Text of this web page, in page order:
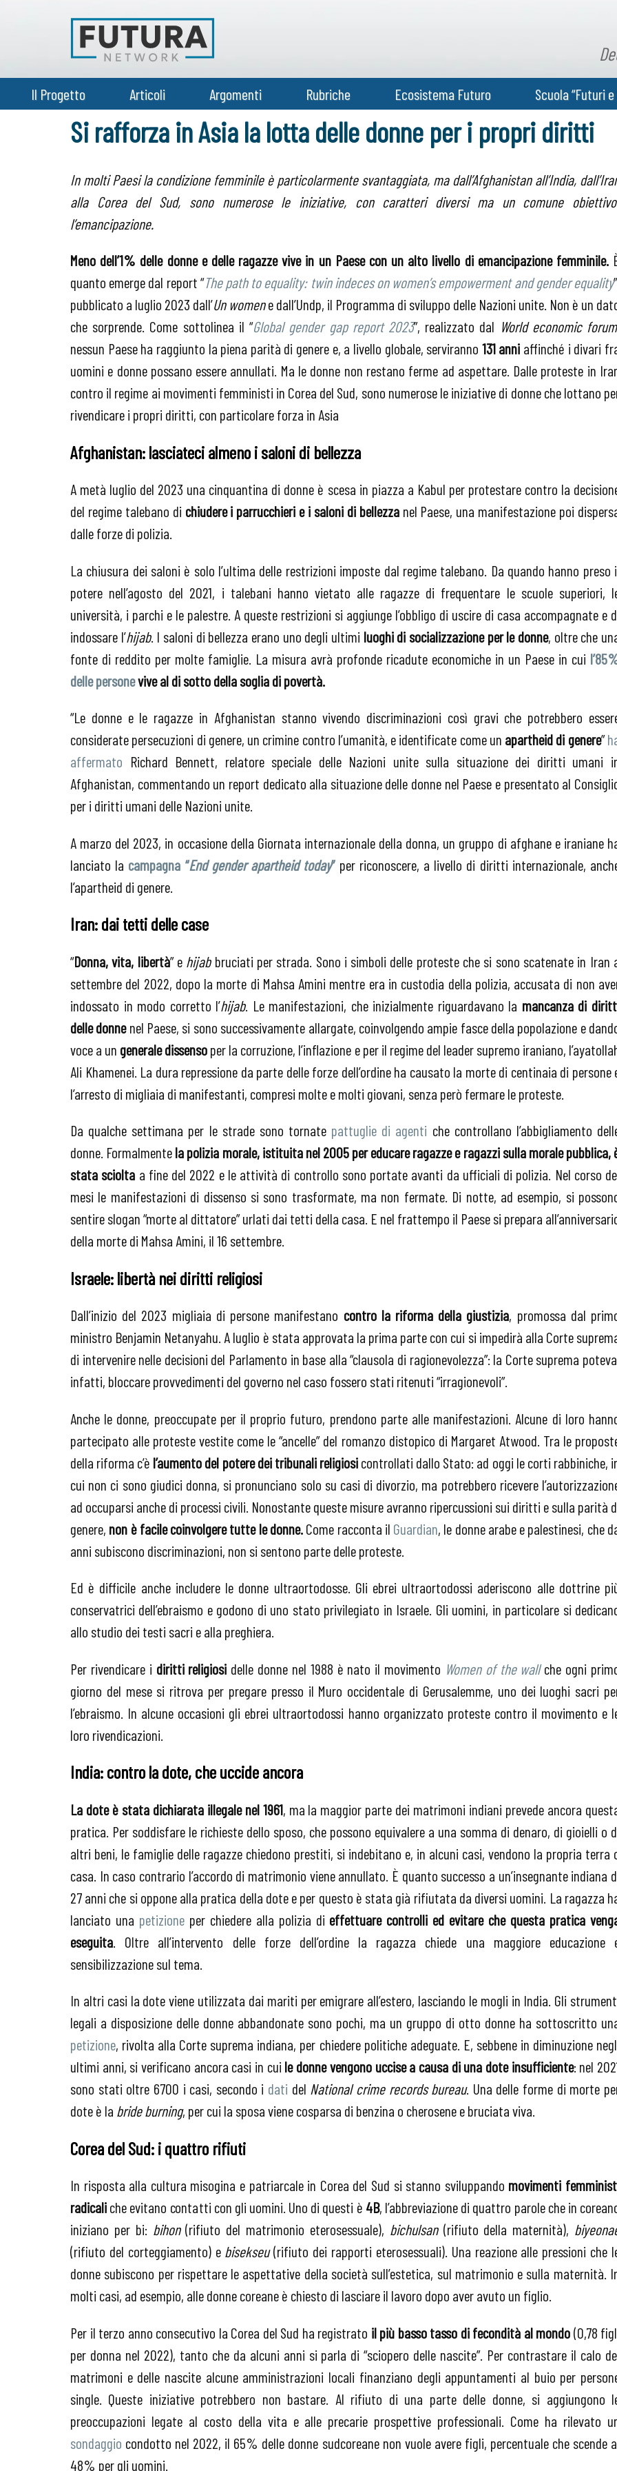
Il Progetto Articoli Argomenti Rubriche Ecosistema Futuro Scuola “Futuri
Si rafforza in Asia la lotta delle donne per i propri diritti
In molti Paesi la condizione femminile è particolarmente svantaggiata, ma dall’Afghanistan all’India,
alla Corea del Sud, sono numerose le iniziative, con caratteri diversi ma un comune
l’emancipazione.
Meno dell’1% delle donne e delle ragazze vive in un Paese con un alto livello di emancipazione femminile.
quanto emerge dal report “The path to equality: twin indeces on women’s empowerment and gender equality
pubblicato a luglio 2023 dall’Un womene dall’Undp, il Programma di sviluppo delle Nazioni unite. Non è un
che sorprende. Come sottolinea il “Global gender gap report 2023”, realizzato dal World economic forum
nessun Paese ha raggiunto la piena parità di genere e, a livello globale, serviranno 131 anni affinché i divari
uomini e donne possano essere annullati. Ma le donne non restano ferme ad aspettare. Dalle proteste in
contro il regime ai movimenti femministi in Corea del Sud, sono numerose le iniziative di donne che lottano
rivendicare i propri diritti, con particolare forza in Asia
Afghanistan: lasciateci almeno i saloni di bellezza
A metà luglio del 2023 una cinquantina di donne è scesa in piazza a Kabul per protestare contro la
del regime talebano di chiudere i parrucchieri e i saloni di bellezzanel Paese, una manifestazione poi
dalle forze di polizia.
La chiusura dei saloni è solo l’ultima delle restrizioni imposte dal regime talebano. Da quando hanno preso
potere nell’agosto del 2021, i talebani hanno vietato alle ragazze di frequentare le scuole superiori,
università, i parchi e le palestre. A queste restrizioni si aggiunge l’obbligo di uscire di casa accompagnate e
indossare l’hijab. I saloni di bellezza erano uno degli ultimi luoghi di socializzazione per le donne, oltre che
fonte di reddito per molte famiglie. La misura avrà profonde ricadute economiche in un Paese in cui
delle personevive al di sotto della soglia di povertà.
“Le donne e le ragazze in Afghanistan stanno vivendo discriminazioni così gravi che potrebbero
considerate persecuzioni di genere, un crimine contro l’umanità, e identificate come un apartheid di genere”
affermato Richard Bennett, relatore speciale delle Nazioni unite sulla situazione dei diritti umani
Afghanistan, commentando un report dedicato alla situazione delle donne nel Paese e presentato al
per i diritti umani delle Nazioni unite.
A marzo del 2023, in occasione della Giornata internazionale della donna, un gruppo di afghane e iraniane
lanciato la campagna “End gender apartheid today”per riconoscere, a livello di diritti internazionale,
l’apartheid di genere.
Iran: dai tetti delle case
“Donna, vita, libertà” e hijabbruciati per strada. Sono i simboli delle proteste che si sono scatenate in Iran
settembre del 2022, dopo la morte di Mahsa Amini mentre era in custodia della polizia, accusata di non
indossato in modo corretto l’hijab. Le manifestazioni, che inizialmente riguardavano la mancanza di
delle donnenel Paese, si sono successivamente allargate, coinvolgendo ampie fasce della popolazione e
voce a un generale dissensoper la corruzione, l’inflazione e per il regime del leader supremo iraniano,
Ali Khamenei. La dura repressione da parte delle forze dell’ordine ha causato la morte di centinaia di persone
l’arresto di migliaia di manifestanti, compresi molte e molti giovani, senza però fermare le proteste.
Da qualche settimana per le strade sono tornate pattuglie di agenti che controllano l’abbigliamento
donne. Formalmentela polizia morale, istituita nel 2005 per educare ragazze e ragazzi sulla morale pubblica,
stata sciolta a fine del 2022 e le attività di controllo sono portate avanti da ufficiali di polizia. Nel corso
mesi le manifestazioni di dissenso si sono trasformate, ma non fermate. Di notte, ad esempio, si
sentire slogan “morte al dittatore” urlati dai tetti della casa. E nel frattempo il Paese si prepara
della morte di Mahsa Amini, il 16 settembre.
Israele: libertà nei diritti religiosi
Dall’inizio del 2023 migliaia di persone manifestano contro la riforma della giustizia, promossa dal
ministro Benjamin Netanyahu. A luglio è stata approvata la prima parte con cui si impedirà alla Corte
di intervenire nelle decisioni del Parlamento in base alla “clausola di ragionevolezza”: la Corte suprema
infatti, bloccare provvedimenti del governo nel caso fossero stati ritenuti “irragionevoli”.
Anche le donne, preoccupate per il proprio futuro, prendono parte alle manifestazioni. Alcune di loro
partecipato alle proteste vestite come le “ancelle” del romanzo distopico di Margaret Atwood. Tra le
della riforma c’è l’aumento del potere dei tribunali religiosicontrollati dallo Stato: ad oggi le corti rabbiniche,
cui non ci sono giudici donna, si pronunciano solo su casi di divorzio, ma potrebbero ricevere
ad occuparsi anche di processi civili. Nonostante queste misure avranno ripercussioni sui diritti e sulla parità
genere, non è facile coinvolgere tutte le donne.Come racconta il Guardian, le donne arabe e palestinesi, che
anni subiscono discriminazioni, non si sentono parte delle proteste.
Ed è difficile anche includere le donne ultraortodosse. Gli ebrei ultraortodossi aderiscono alle dottrine
conservatrici dell’ebraismo e godono di uno stato privilegiato in Israele. Gli uomini, in particolare si
allo studio dei testi sacri e alla preghiera.
Per rivendicare i diritti religiosi delle donne nel 1988 è nato il movimento Women of the wallche ogni
giorno del mese si ritrova per pregare presso il Muro occidentale di Gerusalemme, uno dei luoghi sacri
l’ebraismo. In alcune occasioni gli ebrei ultraortodossi hanno organizzato proteste contro il movimento e
loro rivendicazioni.
India: contro la dote, che uccide ancora
La dote è stata dichiarata illegale nel 1961, ma la maggior parte dei matrimoni indiani prevede ancora
pratica. Per soddisfare le richieste dello sposo, che possono equivalere a una somma di denaro, di gioielli o
altri beni, le famiglie delle ragazze chiedono prestiti, si indebitano e, in alcuni casi, vendono la propria terra
casa. In caso contrario l’accordo di matrimonio viene annullato. È quanto successo a un’insegnante indiana
27 anni che si oppone alla pratica della dote e per questo è stata già rifiutata da diversi uomini. La ragazza
lanciato una petizioneper chiedere alla polizia di effettuare controlli ed evitare che questa pratica
eseguita . Oltre all’intervento delle forze dell’ordine la ragazza chiede una maggiore educazione
sensibilizzazione sul tema.
In altri casi la dote viene utilizzata dai mariti per emigrare all’estero, lasciando le mogli in India. Gli
legali a disposizione delle donne abbandonate sono pochi, ma un gruppo di otto donne ha sottoscritto
petizione, rivolta alla Corte suprema indiana, per chiedere politiche adeguate. E, sebbene in diminuzione
ultimi anni, si verificano ancora casi in cui le donne vengono uccise a causa di una dote insufficiente: nel
sono stati oltre 6700 i casi, secondo i dati del National crime records bureau. Una delle forme di morte
dote è la bride burning, per cui la sposa viene cosparsa di benzina o cherosene e bruciata viva.
Corea del Sud: i quattro rifiuti
In risposta alla cultura misogina e patriarcale in Corea del Sud si stanno sviluppando movimenti
radicaliche evitano contatti con gli uomini. Uno di questi è 4B, l’abbreviazione di quattro parole che in
iniziano per bi: bihon(rifiuto del matrimonio eterosessuale), bichulsan(rifiuto della maternità),
(rifiuto del corteggiamento) e bisekseu(rifiuto dei rapporti eterosessuali). Una reazione alle pressioni che
donne subiscono per rispettare le aspettative della società sull’estetica, sul matrimonio e sulla maternità.
molti casi, ad esempio, alle donne coreane è chiesto di lasciare il lavoro dopo aver avuto un figlio.
Per il terzo anno consecutivo la Corea del Sud ha registrato il più basso tasso di fecondità al mondo(0,78
per donna nel 2022), tanto che da alcuni anni si parla di “sciopero delle nascite”. Per contrastare il calo
matrimoni e delle nascite alcune amministrazioni locali finanziano degli appuntamenti al buio per
single. Queste iniziative potrebbero non bastare. Al rifiuto di una parte delle donne, si aggiungono
preoccupazioni legate al costo della vita e alle precarie prospettive professionali. Come ha rilevato
sondaggio condotto nel 2022, il 65% delle donne sudcoreane non vuole avere figli, percentuale che scende
48% per gli uomini.